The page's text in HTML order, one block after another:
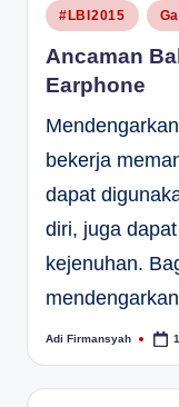
Posted
in
#LBI2015
Ancaman
Earphone
bekerja
dapat
diri, juga
kejenuhan.
Posted
Adi Firmansyah